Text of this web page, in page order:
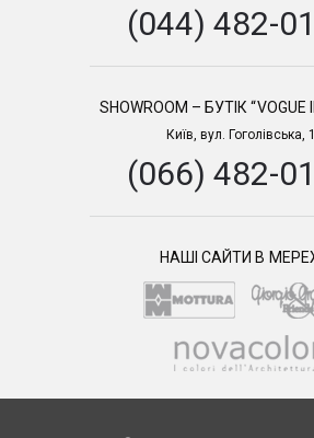
(044) 482-
SHOWROOM – БУТІК “VOGUE
Київ, вул. Гоголівська,
(066) 482-
НАШІ САЙТИ В